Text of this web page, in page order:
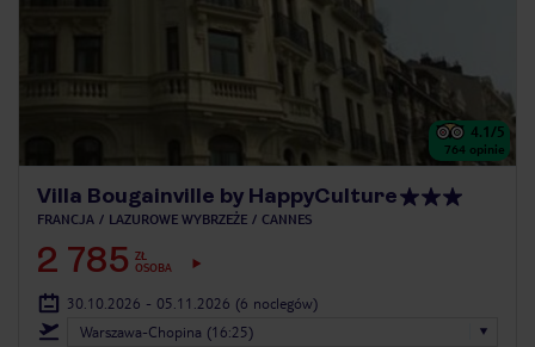
4.1/5
764 opinie
Villa Bougainville by HappyCulture
FRANCJA LAZUROWE WYBRZEŻE CANNES
2 785 ZŁ
OSOBA
30.10.2026 - 05.11.2026 (6 noclegów)
Warszawa-Chopina (16:25)